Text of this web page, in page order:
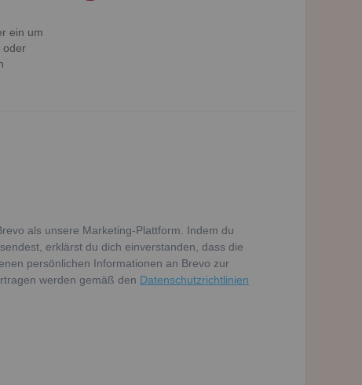
ein um
oder
als unsere Marketing-Plattform. Indem du
erklärst du dich einverstanden, dass die
persönlichen Informationen an Brevo zur
werden gemäß den Datenschutzrichtlinien